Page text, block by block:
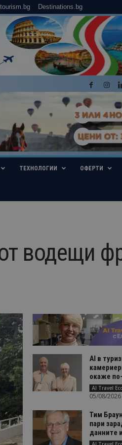
Destinations.bg
ТЕХНОЛОГИИ ОФЕРТИ
водещи
AI в
окаже
05/08/
Тим
пари
данните